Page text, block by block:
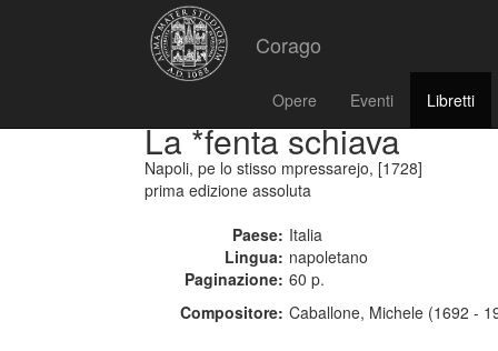
Corago
Opere Eventi Libretti
La *fenta schiava
Napoli, pe lo stisso mpressarejo, [1728]
prima edizione assoluta
Paese: Italia
Lingua: napoletano
Paginazione: 60 p.
Compositore: Caballone, Michele (1692 -